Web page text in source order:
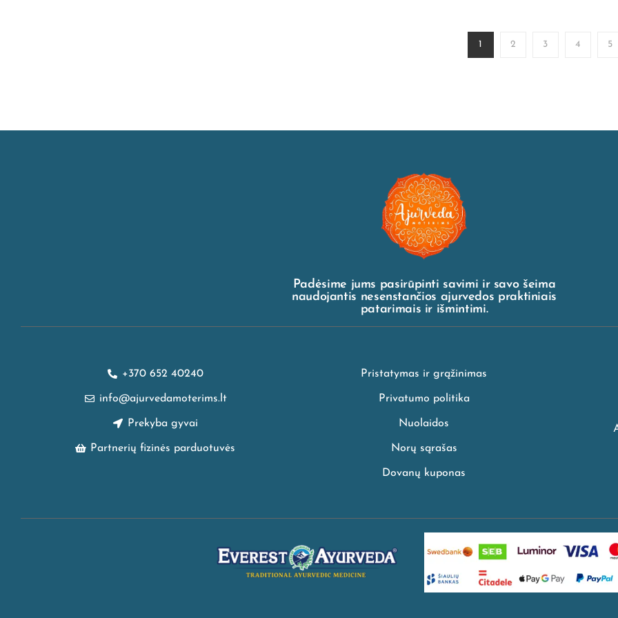
1 2 3 4 5
Padėsime jums pasirūpinti savimi ir savo šeima
naudojantis nesenstančios ajurvedos praktiniais
patarimais ir išmintimi.
+370 652 40240
info@ajurvedamoterims.lt
Prekyba gyvai
Partnerių fizinės parduotuvės
Pristatymas ir grąžinimas
Privatumo politika
Nuolaidos
Norų sąrašas
Dovanų kuponas